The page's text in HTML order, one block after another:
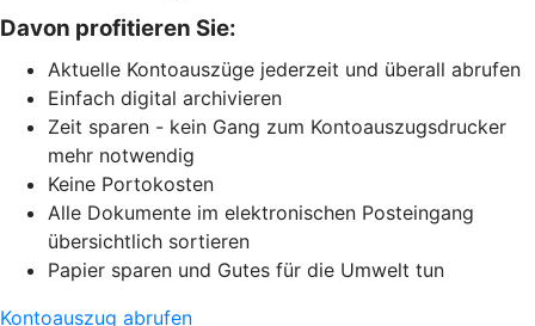
Davon profitieren Sie:
Aktuelle Kontoauszüge jederzeit und überall abrufen
Einfach digital archivieren
Zeit sparen - kein Gang zum Kontoauszugsdrucker
mehr notwendig
Keine Portokosten
Alle Dokumente im elektronischen Posteingang
übersichtlich sortieren
Papier sparen und Gutes für die Umwelt tun
Kontoauszug abrufen